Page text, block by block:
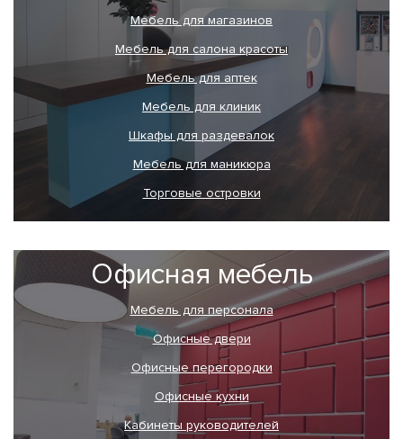
Мебель для магазинов
Мебель для салона красоты
Мебель для аптек
Мебель для клиник
Шкафы для раздевалок
Мебель для маникюра
Торговые островки
Офисная мебель
Мебель для персонала
Офисные двери
Офисные перегородки
Офисные кухни
Кабинеты руководителей